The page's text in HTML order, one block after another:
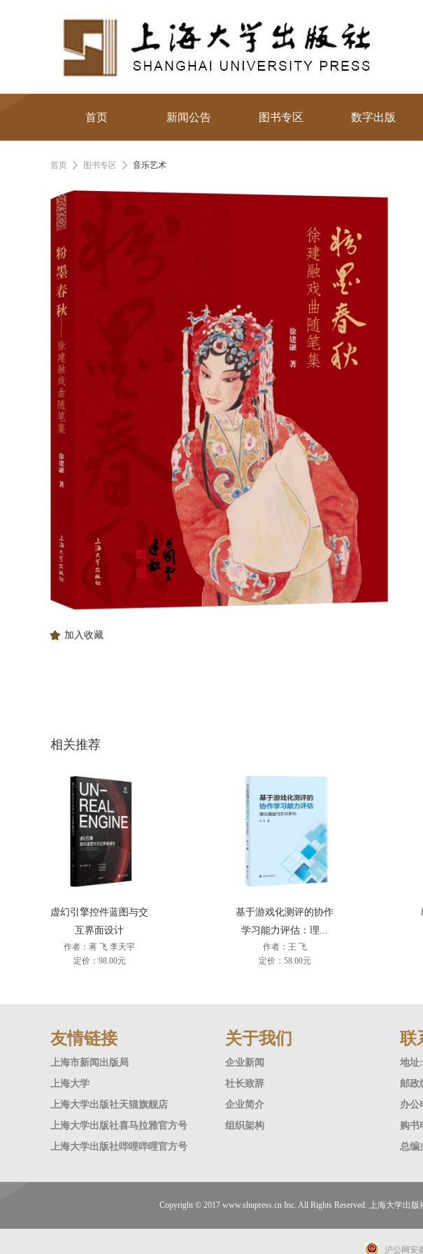
首页 新闻公告 图书专区 数字出版
首页 图书专区 音乐艺术
加入收藏
相关推荐
虚幻引擎控件蓝图与交
互界面设计
作者：蒋 飞 李天宇
定价：98.00元
基于游戏化测评的协作
学习能力评估：理...
作者：王 飞
定价：58.00元
友情链接
上海市新闻出版局
上海大学
上海大学出版社天猫旗舰店
上海大学出版社喜马拉雅官方号
上海大学出版社哔哩哔哩官方号
关于我们
企业新闻
社长致辞
企业简介
组织架构
联
地址:
邮政
办公
购书
总编
Copyright © 2017 www.shupress.cn Inc. All Rights Reserved. 上海大学出
沪公网安